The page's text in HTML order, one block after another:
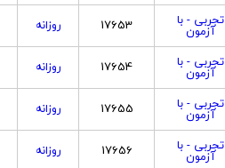
تجربی - با
آزمون 17653 روزانه
تجربی - با
آزمون 17654 روزانه
تجربی - با
آزمون 17655 روزانه
تجربی - با
آزمون 17656 روزانه